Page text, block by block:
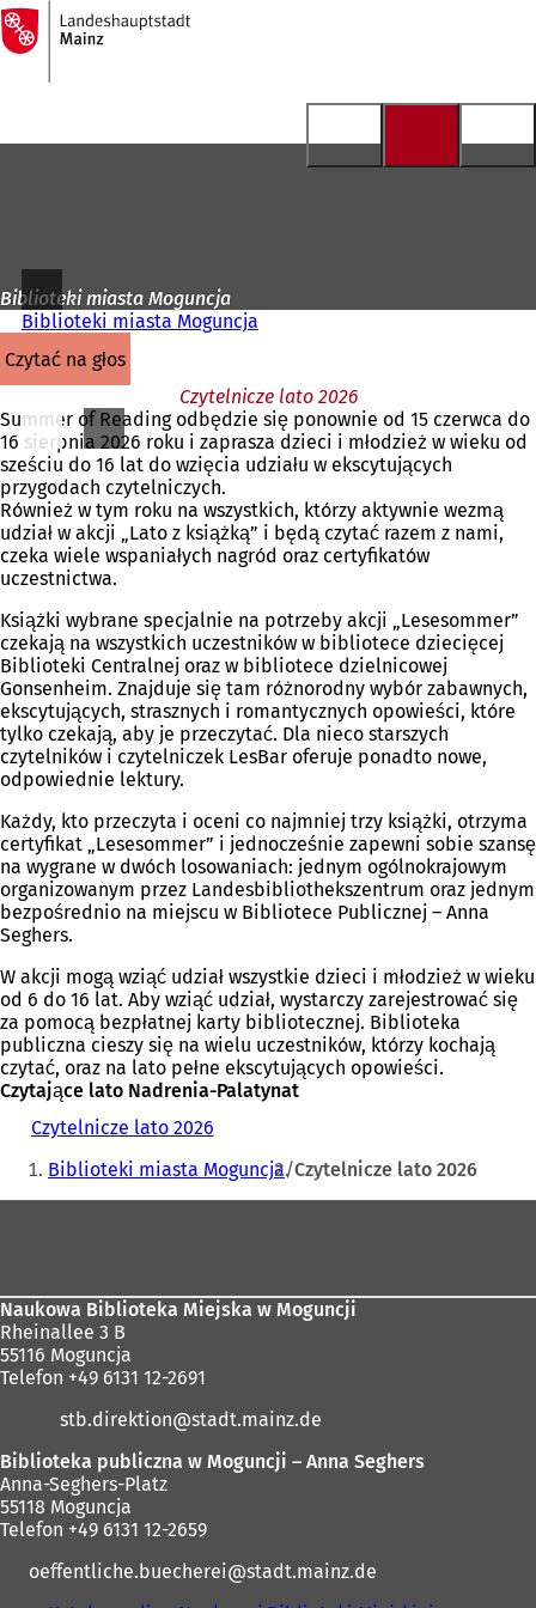
Przejdź do treści
Do
strony
głównej
Biblioteki miasta Moguncja
Biblioteki miasta Moguncja
czytać na głos
Czytelnicze lato 2026
Summer of Reading odbędzie się ponownie od 15 czerwca do
16 sierpnia 2026 roku i zaprasza dzieci i młodzież w wieku od
sześciu do 16 lat do wzięcia udziału w ekscytujących
przygodach czytelniczych.
Również w tym roku na wszystkich, którzy aktywnie wezmą
udział w akcji „Lato z książką” i będą czytać razem z nami,
czeka wiele wspaniałych nagród oraz certyfikatów
uczestnictwa.
Książki wybrane specjalnie na potrzeby akcji „Lesesommer”
czekają na wszystkich uczestników w bibliotece dziecięcej
Biblioteki Centralnej oraz w bibliotece dzielnicowej
Gonsenheim. Znajduje się tam różnorodny wybór zabawnych,
ekscytujących, strasznych i romantycznych opowieści, które
tylko czekają, aby je przeczytać. Dla nieco starszych
czytelników i czytelniczek LesBar oferuje ponadto nowe,
odpowiednie lektury.
Każdy, kto przeczyta i oceni co najmniej trzy książki, otrzyma
certyfikat „Lesesommer” i jednocześnie zapewni sobie szansę
na wygrane w dwóch losowaniach: jednym ogólnokrajowym
organizowanym przez Landesbibliothekszentrum oraz jednym
bezpośrednio na miejscu w Bibliotece Publicznej – Anna
Seghers.
W akcji mogą wziąć udział wszystkie dzieci i młodzież w wieku
od 6 do 16 lat. Aby wziąć udział, wystarczy zarejestrować się
za pomocą bezpłatnej karty bibliotecznej. Biblioteka
publiczna cieszy się na wielu uczestników, którzy kochają
czytać, oraz na lato pełne ekscytujących opowieści.
Czytające lato Nadrenia-Palatynat
Czytelnicze lato 2026
t
w
s
o
e
c
Jesteś
tutaj:
Biblioteki miasta Moguncja Czytelnicze lato 2026
Naukowa Biblioteka Miejska w Moguncji
Rheinallee 3 B
55116 Moguncja
Telefon +49 6131 12-2691
stb.direktion
stadt.mainz de
Biblioteka publiczna w Moguncji – Anna Seghers
Anna-Seghers-Platz
55118 Moguncja
Telefon +49 6131 12-2659
oeffentliche.buecherei
stadt.mainz de